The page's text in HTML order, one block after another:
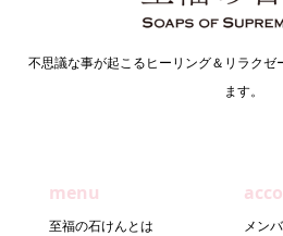
不思議な事が起こるヒーリング＆リラクゼ
ます。
menu
至福の石けんとは
メン